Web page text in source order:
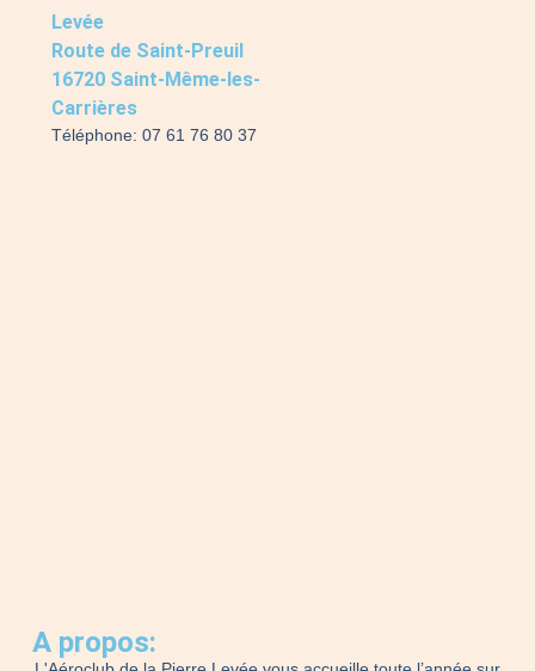
A propos:
Levée
Route de Saint-Preuil
16720 Saint-Même-les-
Carrières
Téléphone: 07 61 76 80 37